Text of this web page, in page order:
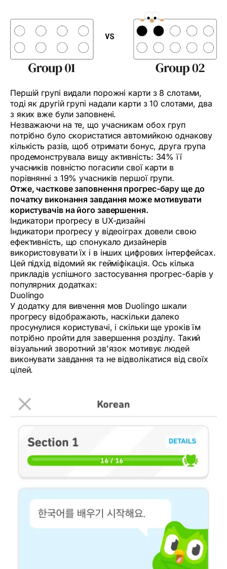
Першій групі видали порожні карти з 8 слотами,
тоді як другій групі надали карти з 10 слотами, два
з яких вже були заповнені.
Незважаючи на те, що учасникам обох груп
потрібно було скористатися автомийкою однакову
кількість разів, щоб отримати бонус, друга група
продемонструвала вищу активність: 34% її
учасників повністю погасили свої карти в
порівнянні з 19% учасників першої групи.
Отже, часткове заповнення прогрес-бару ще до
початку виконання завдання може мотивувати
користувачів на його завершення.
Індикатори прогресу в UX-дизайні
Індикатори прогресу у відеоіграх довели свою
ефективність, що спонукало дизайнерів
використовувати їх і в інших цифрових інтерфейсах.
Цей підхід відомий як гейміфікація. Ось кілька
прикладів успішного застосування прогрес-барів у
популярних додатках:
Duolingo
У додатку для вивчення мов Duolingo шкали
прогресу відображають, наскільки далеко
просунулися користувачі, і скільки ще уроків їм
потрібно пройти для завершення розділу. Такий
візуальний зворотний зв'язок мотивує людей
виконувати завдання та не відволікатися від своїх
цілей.